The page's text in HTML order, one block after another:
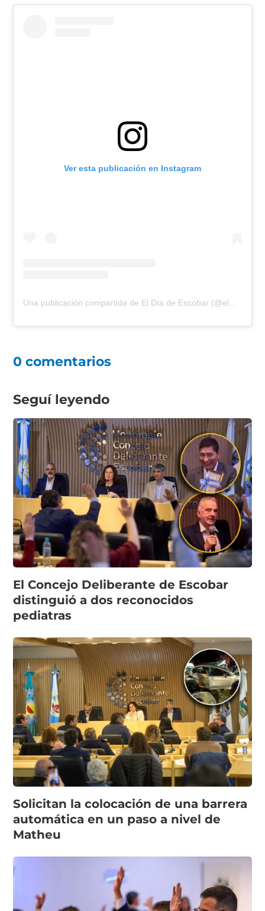
Ver esta publicación en Instagram
0 comentarios
Seguí leyendo
El Concejo Deliberante de Escobar
distinguió a dos reconocidos
pediatras
Solicitan la colocación de una barrera
automática en un paso a nivel de
Matheu